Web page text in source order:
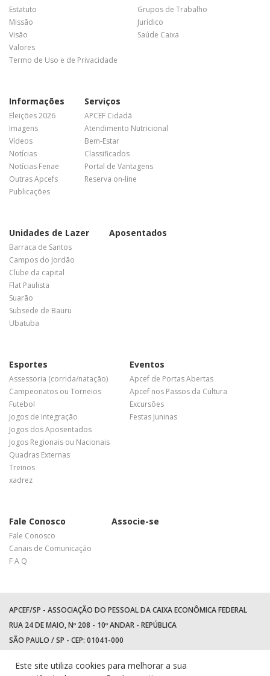
Estatuto
Missão
Visão
Valores
Termo de Uso e de Privacidade
Grupos de Trabalho
Jurídico
Saúde Caixa
Informações
Eleições 2026
Imagens
Vídeos
Notícias
Notícias Fenae
Outras Apcefs
Publicações
Serviços
APCEF Cidadã
Atendimento Nutricional
Bem-Estar
Classificados
Portal de Vantagens
Reserva on-line
Unidades de Lazer
Barraca de Santos
Campos do Jordão
Clube da capital
Flat Paulista
Suarão
Subsede de Bauru
Ubatuba
Aposentados
Esportes
Assessoria (corrida/natação)
Campeonatos ou Torneios
Futebol
Jogos de Integração
Jogos dos Aposentados
Jogos Regionais ou Nacionais
Quadras Externas
Treinos
xadrez
Eventos
Apcef de Portas Abertas
Apcef nos Passos da Cultura
Excursões
Festas Juninas
Fale Conosco
Fale Conosco
Canais de Comunicação
F A Q
Associe-se
APCEF/SP - ASSOCIAÇÃO DO PESSOAL DA CAIXA ECONÔMICA FEDERAL
RUA 24 DE MAIO, Nº 208 - 10º ANDAR - REPÚBLICA
SÃO PAULO / SP - CEP: 01041-000
WhatsApp: (11) 94597-5758
Este site utiliza cookies para melhorar a sua